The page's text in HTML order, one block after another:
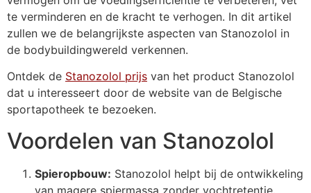
te verminderen en de kracht te verhogen. In dit artikel
zullen we de belangrijkste aspecten van Stanozolol in
de bodybuildingwereld verkennen.
Ontdek de Stanozolol prijs van het product Stanozolol
dat u interesseert door de website van de Belgische
sportapotheek te bezoeken.
Voordelen van Stanozolol
Spieropbouw: Stanozolol helpt bij de ontwikkeling
van magere spiermassa zonder vochtretentie.